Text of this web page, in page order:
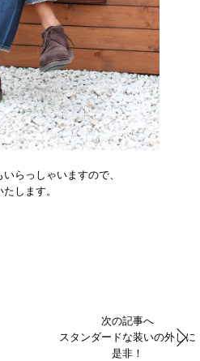
らっしゃいますので、
します。
次の記事へ
スタンダードな装いの外しに
是非！